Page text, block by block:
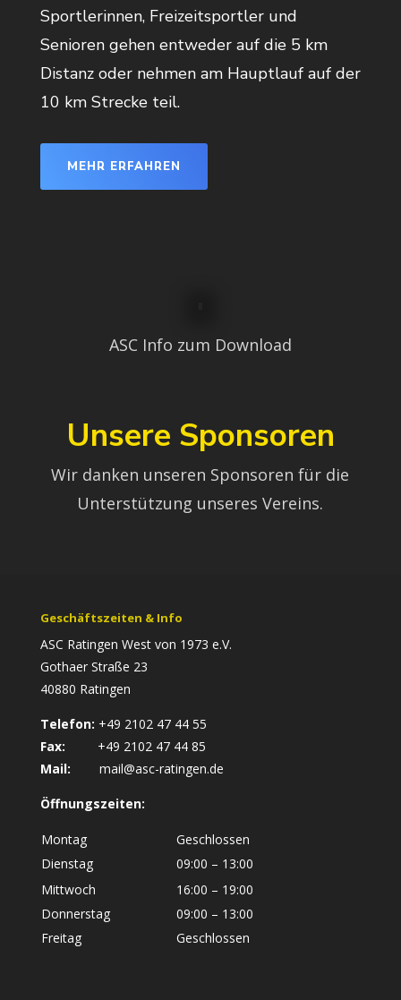
Sportlerinnen, Freizeitsportler und
Senioren gehen entweder auf die 5 km
Distanz oder nehmen am Hauptlauf auf der
10 km Strecke teil.
MEHR ERFAHREN
ASC Info zum Download
Unsere Sponsoren
Wir danken unseren Sponsoren für die
Unterstützung unseres Vereins.
Geschäftszeiten & Info
ASC Ratingen West von 1973 e.V.
Gothaer Straße 23
40880 Ratingen
Telefon: +49 2102 47 44 55
Fax: +49 2102 47 44 85
Mail:
mail@asc-ratingen.de
Öffnungszeiten:
Montag
Geschlossen
Dienstag
09:00 – 13:00
Mittwoch
16:00 – 19:00
Donnerstag
09:00 – 13:00
Freitag
Geschlossen